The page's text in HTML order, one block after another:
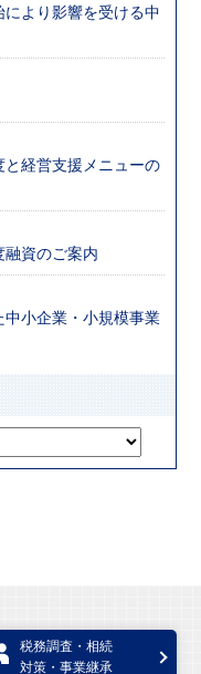
により影響を受ける中
と経営支援メニューの
融資のご案内
中小企業・小規模事業
税務調査・相続
対策・事業継承